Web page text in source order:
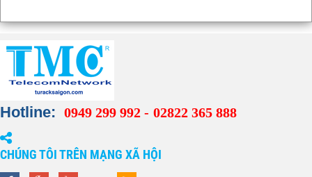
Hotline: 0949 299 992 - 02822 365 888
CHÚNG TÔI TRÊN MẠNG XÃ HỘI